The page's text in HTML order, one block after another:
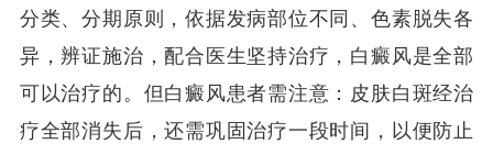
分类、分期原则，依据发病部位不同、色素脱失各
异，辨证施治，配合医生坚持治疗，白癜风是全部
可以治疗的。但白癜风患者需注意：皮肤白斑经治
疗全部消失后，还需巩固治疗一段时间，以便防止